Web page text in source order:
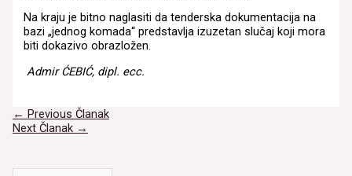
Na kraju je bitno naglasiti da tenderska dokumentacija na
bazi „jednog komada“ predstavlja izuzetan slučaj koji mora
biti dokazivo obrazložen.
Admir ĆEBIĆ, dipl. ecc.
Navigacija
članaka
← Previous Članak
Next Članak →